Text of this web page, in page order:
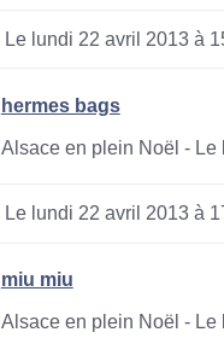
Le lundi 22 avril 2013 à
hermes bags
Alsace en plein Noël - Le
Le lundi 22 avril 2013 à
miu miu
Alsace en plein Noël - Le